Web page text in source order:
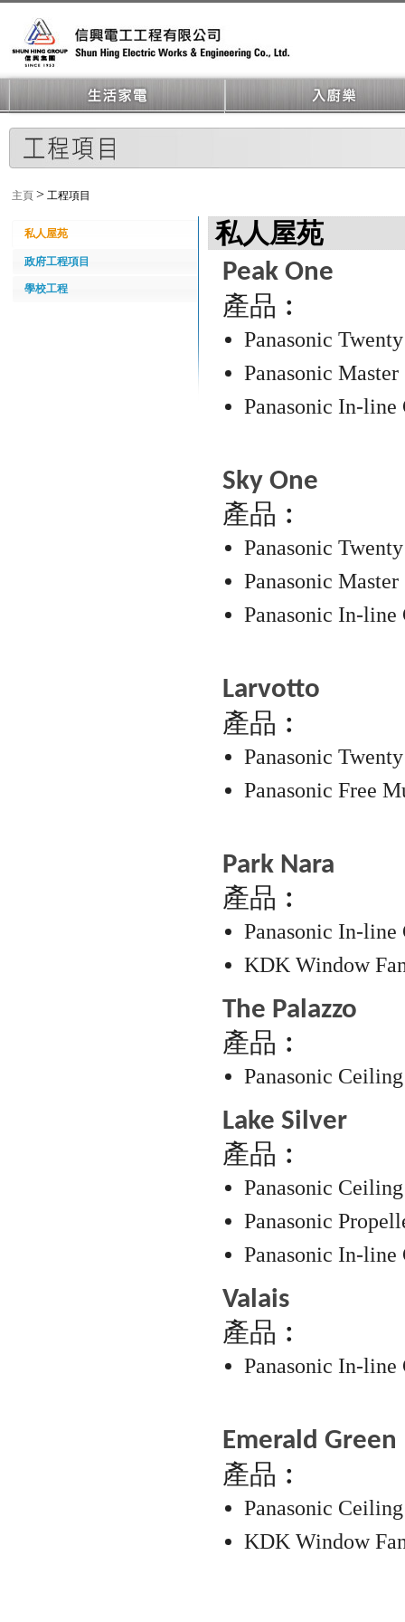
主頁 > 工程項目
私人屋苑
政府工程項目
學校工程
私人屋苑
Peak One
產品︰
Panasonic
Panasonic
Panasonic In-line
Sky One
產品︰
Panasonic
Panasonic
Panasonic In-line
Larvotto
產品︰
Panasonic
Panasonic Free
Park Nara
產品︰
Panasonic In-line
KDK Window
The Palazzo
產品︰
Panasonic
Lake Silver
產品︰
Panasonic
Panasonic
Panasonic In-line
Valais
產品︰
Panasonic In-line
Emerald Green
產品︰
Panasonic
KDK Window